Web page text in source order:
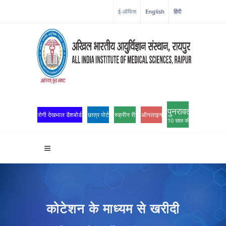
ई-ऑफिस English हिंदी
रोगी देखभाल डैशबोर्ड छात्र पोर्टल स्क्रीन रीडर एक्सेसऑनलाइन ओपीडी पंजीकरण
पुनरावर्तन
10 साल की उत्कृष्टता
कोटेशन के माध्यम से खरीदी